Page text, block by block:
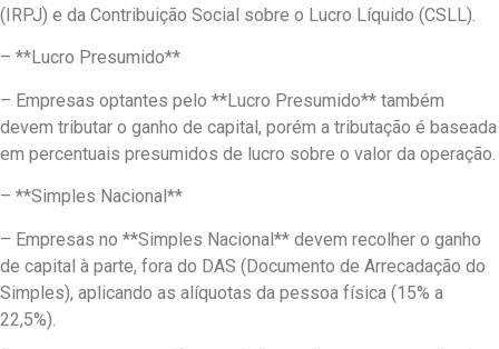
(IRPJ) e da Contribuição Social sobre o Lucro Líquido (CSLL).
– **Lucro Presumido**
– Empresas optantes pelo **Lucro Presumido** também
devem tributar o ganho de capital, porém a tributação é baseada
em percentuais presumidos de lucro sobre o valor da operação.
– **Simples Nacional**
– Empresas no **Simples Nacional** devem recolher o ganho
de capital à parte, fora do DAS (Documento de Arrecadação do
Simples), aplicando as alíquotas da pessoa física (15% a
22,5%).